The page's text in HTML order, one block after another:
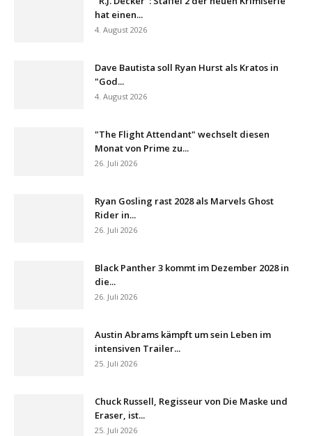
hat einen...
4. August 2026
Dave Bautista soll Ryan Hurst als Kratos in
"God...
4. August 2026
"The Flight Attendant" wechselt diesen
Monat von Prime zu...
26. Juli 2026
Ryan Gosling rast 2028 als Marvels Ghost
Rider in...
26. Juli 2026
Black Panther 3 kommt im Dezember 2028 in
die...
26. Juli 2026
Austin Abrams kämpft um sein Leben im
intensiven Trailer...
25. Juli 2026
Chuck Russell, Regisseur von Die Maske und
Eraser, ist...
25. Juli 2026